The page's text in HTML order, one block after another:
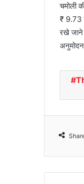
चमोली
₹ 9.73
रखे जाने
अनुमोदन